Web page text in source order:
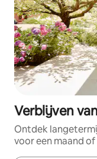
Verblijven
Ontdek
voor een maand of